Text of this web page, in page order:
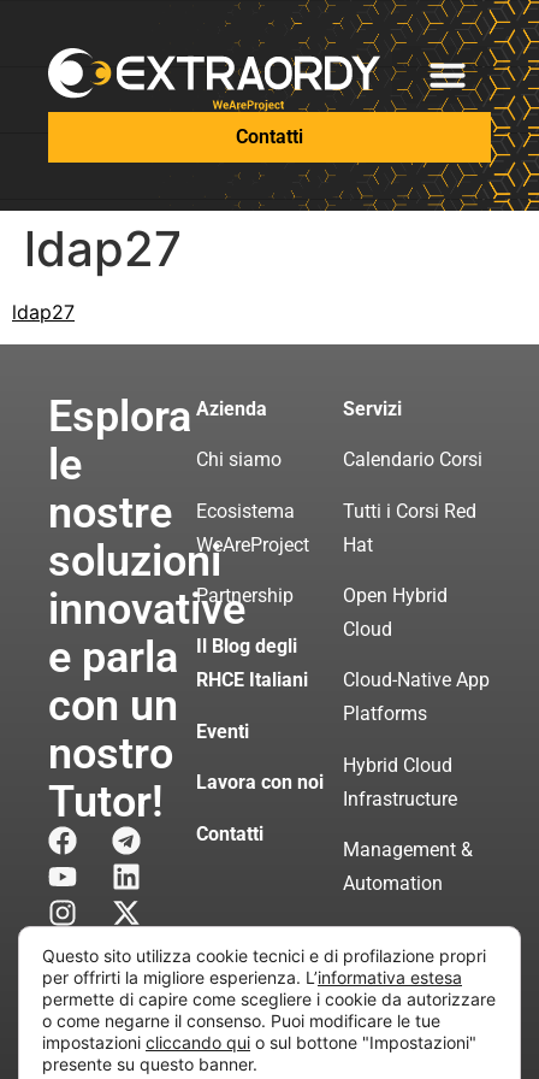
Contatti
ldap27
ldap27
Esplora
le
nostre
soluzioni
innovative
e parla
con un
nostro
Tutor!
Azienda
Chi siamo
Ecosistema
WeAreProject
Partnership
Il Blog degli
RHCE Italiani
Eventi
Lavora con noi
Contatti
Servizi
Calendario Corsi
Tutti i Corsi Red
Hat
Open Hybrid
Cloud
Cloud-Native App
Platforms
Hybrid Cloud
Infrastructure
Management &
Automation
Servizi di
Consulenza
Certificata
Questo sito utilizza cookie tecnici e di profilazione propri
per offrirti la migliore esperienza. L’informativa estesa
permette di capire come scegliere i cookie da autorizzare
o come negarne il consenso. Puoi modificare le tue
impostazioni cliccando qui o sul bottone "Impostazioni"
presente su questo banner.